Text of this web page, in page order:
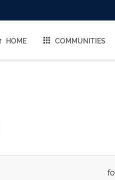
HOME COMMUNITIES